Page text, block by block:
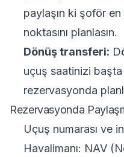
paylaşın ki şoför en
noktasını planlasın.
Dönüş transferi:
uçuş saatinizi başta
rezervasyonda
Rezervasyonda
Uçuş numarası ve
Havalimanı: NAV